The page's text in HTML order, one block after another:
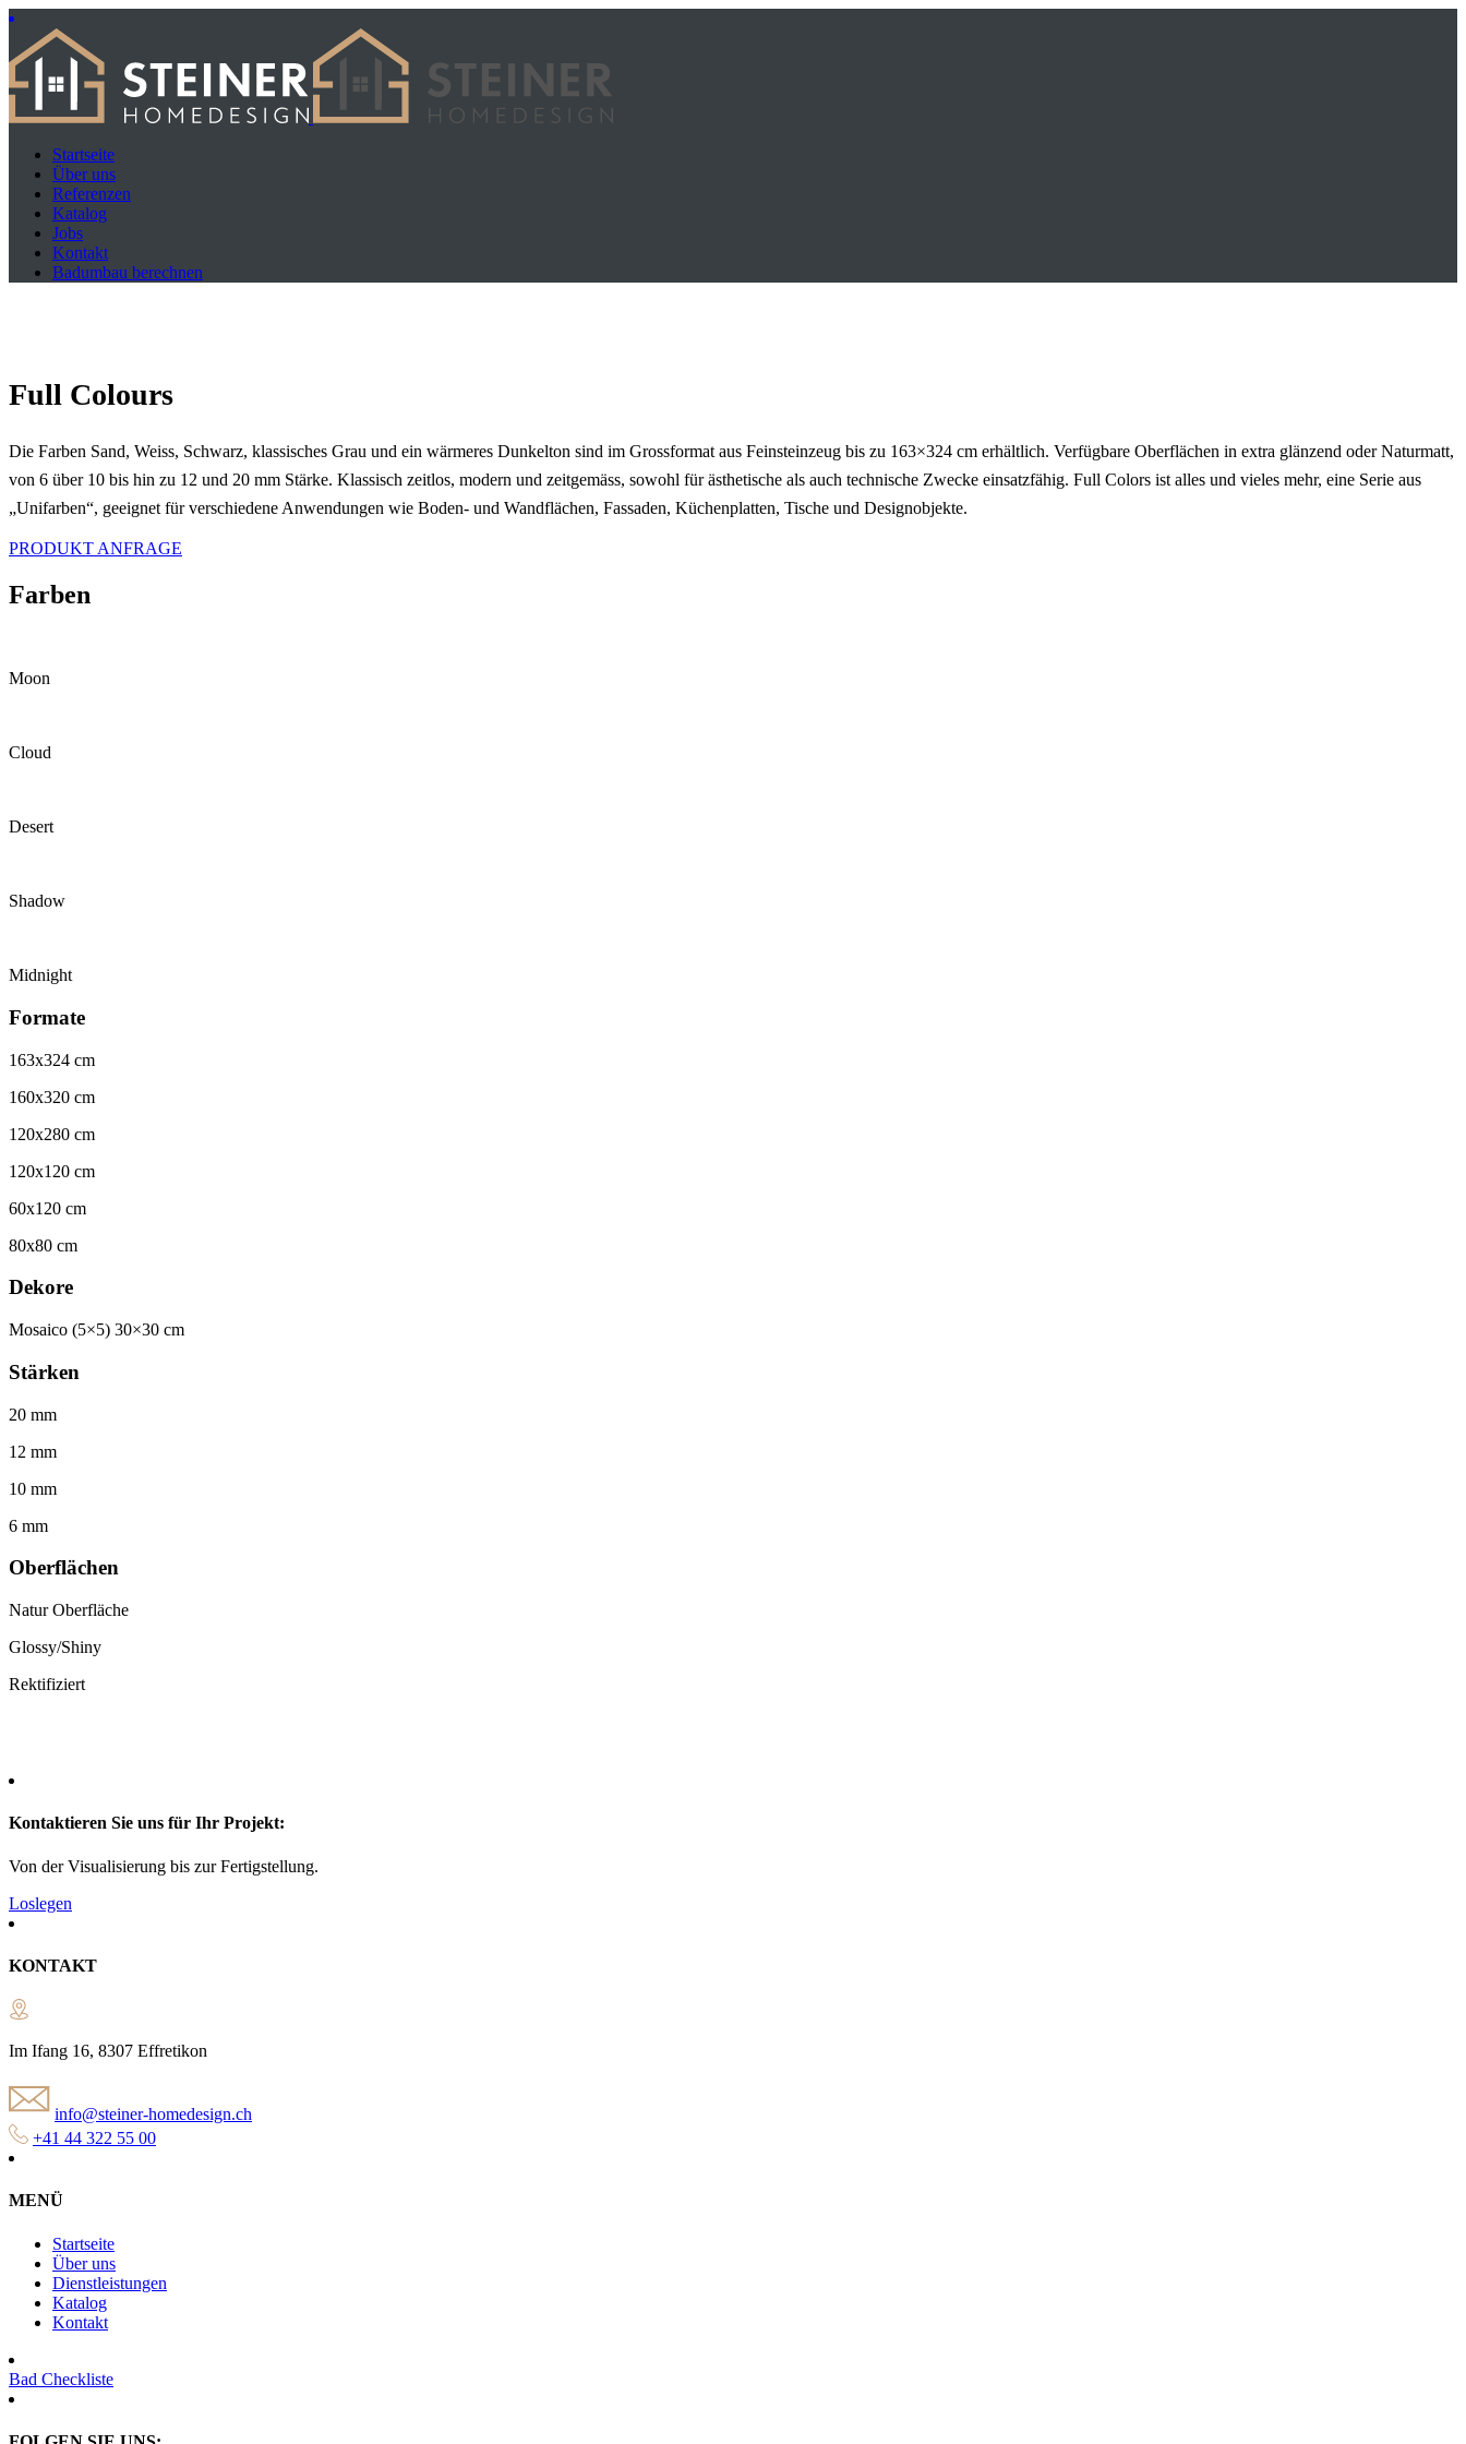
Startseite
Über uns
Referenzen
Katalog
Jobs
Kontakt
Badumbau berechnen
Full Colours
Die Farben Sand, Weiss, Schwarz, klassisches Grau und ein wärmeres Dunkelton sind im Grossformat aus Feinsteinzeug bis zu 163×324 cm erhältlich. Verfügbare Oberflächen in extra glänzend oder Naturmatt,
von 6 über 10 bis hin zu 12 und 20 mm Stärke. Klassisch zeitlos, modern und zeitgemäss, sowohl für ästhetische als auch technische Zwecke einsatzfähig. Full Colors ist alles und vieles mehr, eine Serie aus
„Unifarben“, geeignet für verschiedene Anwendungen wie Boden- und Wandflächen, Fassaden, Küchenplatten, Tische und Designobjekte.
PRODUKT ANFRAGE
Farben
Moon
Cloud
Desert
Shadow
Midnight
Formate
163x324 cm
160x320 cm
120x280 cm
120x120 cm
60x120 cm
80x80 cm
Dekore
Mosaico (5×5) 30×30 cm
Stärken
20 mm
12 mm
10 mm
6 mm
Oberflächen
Natur Oberfläche
Glossy/Shiny
Rektifiziert
Kontaktieren Sie uns für Ihr Projekt:
Von der Visualisierung bis zur Fertigstellung.
Loslegen
KONTAKT
Im Ifang 16, 8307 Effretikon
info@steiner-homedesign.ch
+41 44 322 55 00
MENÜ
Startseite
Über uns
Dienstleistungen
Katalog
Kontakt
Bad Checkliste